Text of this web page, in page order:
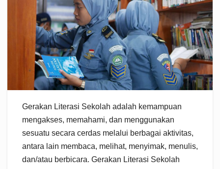
Gerakan Literasi Sekolah adalah kemampuan
mengakses, memahami, dan menggunakan
sesuatu secara cerdas melalui berbagai aktivitas,
antara lain membaca, melihat, menyimak, menulis,
dan/atau berbicara. Gerakan Literasi Sekolah